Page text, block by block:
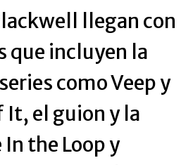
llegan con
que incluyen la
como Veep y
It, el guion y la
the Loop y